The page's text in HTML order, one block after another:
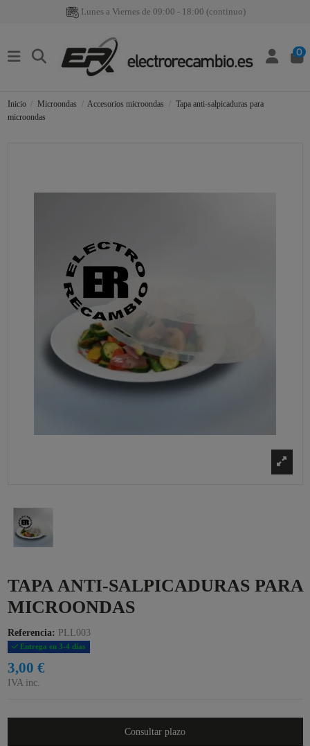
Lunes a Viernes de 09:00 - 18:00 (continuo)
0
Inicio Microondas Accesorios microondas
Tapa anti-salpicaduras para
microondas
TAPA ANTI-SALPICADURAS PARA
MICROONDAS
Referencia: PLL003
Entrega en 3-4 días
3,00 €
IVA inc.
Consultar plazo